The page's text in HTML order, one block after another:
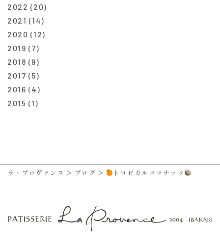
2022 (20)
2021 (14)
2020 (12)
2019 (7)
2018 (9)
2017 (5)
2016 (4)
2015 (1)
ラ・プロヴァンス > ブログ > トロピカルココナッツ